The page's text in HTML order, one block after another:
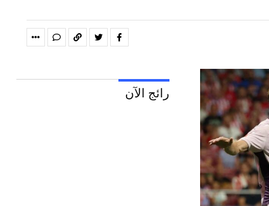
رائج الآن